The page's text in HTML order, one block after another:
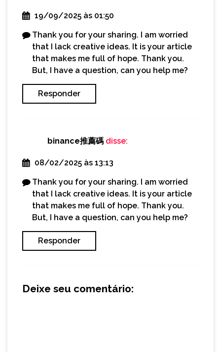
19/09/2025 às 01:50
Thank you for your sharing. I am worried
that I lack creative ideas. It is your article
that makes me full of hope. Thank you.
But, I have a question, can you help me?
Responder
binance推薦碼 disse:
08/02/2025 às 13:13
Thank you for your sharing. I am worried
that I lack creative ideas. It is your article
that makes me full of hope. Thank you.
But, I have a question, can you help me?
Responder
Deixe seu comentário: